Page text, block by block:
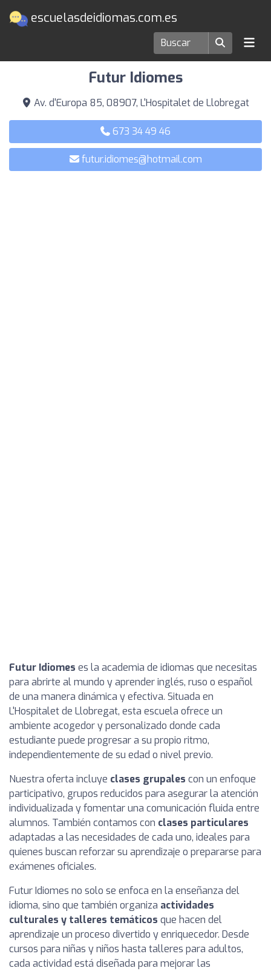
escuelasdeidiomas.com.es
Escuelas de idiomas en L'Hospitalet de Llobregat
Futur Idiomes
Av. d'Europa 85, 08907, L'Hospitalet de Llobregat
673 34 49 46
futur.idiomes@hotmail.com
Futur Idiomes es la academia de idiomas que necesitas
para abrirte al mundo y aprender inglés, ruso o español
de una manera dinámica y efectiva. Situada en
L'Hospitalet de Llobregat, esta escuela ofrece un
ambiente acogedor y personalizado donde cada
estudiante puede progresar a su propio ritmo,
independientemente de su edad o nivel previo.
Nuestra oferta incluye clases grupales con un enfoque
participativo, grupos reducidos para asegurar la atención
individualizada y fomentar una comunicación fluida entre
alumnos. También contamos con clases particulares
adaptadas a las necesidades de cada uno, ideales para
quienes buscan reforzar su aprendizaje o prepararse para
exámenes oficiales.
Futur Idiomes no solo se enfoca en la enseñanza del
idioma, sino que también organiza actividades
culturales y talleres temáticos que hacen del
aprendizaje un proceso divertido y enriquecedor. Desde
cursos para niñas y niños hasta talleres para adultos,
cada actividad está diseñada para mejorar las